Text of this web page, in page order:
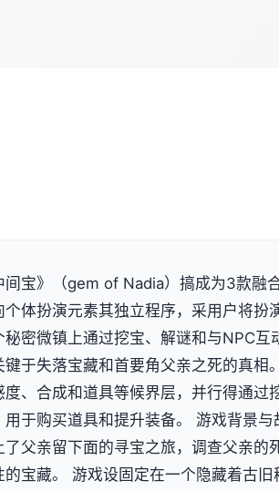
间宝》（gem of Nadia）搞成为3款融
个体扮演元素其独立程序，采用户将扮
秘密微镇上通过挖宝、解谜和与NPC互
键于失落宝藏和首要角父亲之死的真相
度、合成和道具等候界层，并行得通过
用于购买道具和提升装备。 游戏背景与
了父亲留下面的寻宝之旅，调查父亲的
的宝藏。 游戏设固定在一个隐藏着古旧